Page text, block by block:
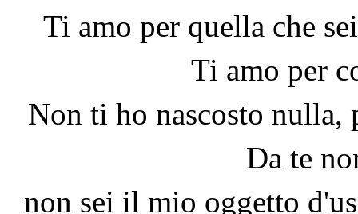
Ti amo per quella che
Ti amo per
Non ti ho nascosto nulla,
Da te
non sei il mio oggetto